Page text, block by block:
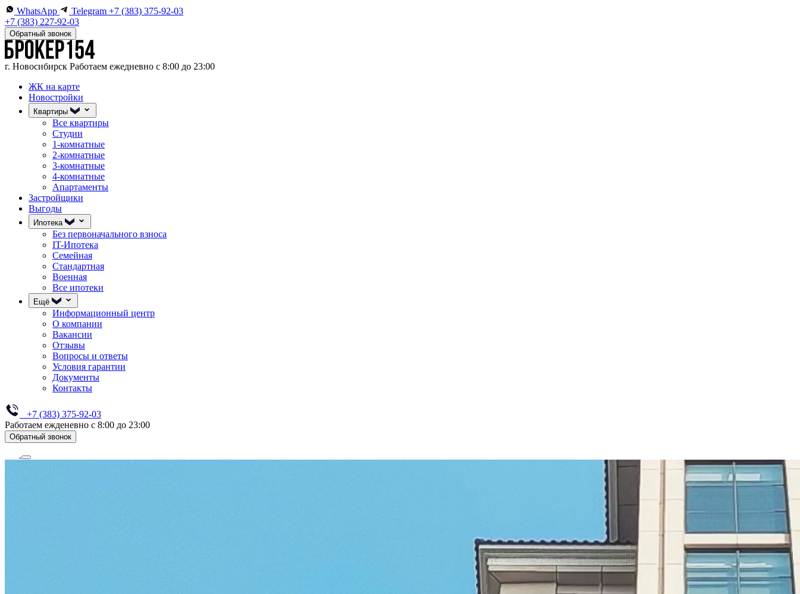
WhatsApp Telegram +7 (383) 375-92-03
+7 (383) 227-92-03
Обратный звонок
г. Новосибирск Работаем ежедневно с 8:00 до 23:00
ЖК на карте
Новостройки
Квартиры
Все квартиры
Студии
1-комнатные
2-комнатные
3-комнатные
4-комнатные
Апартаменты
Застройщики
Выгоды
Ипотека
Без первоначального взноса
IT-Ипотека
Семейная
Стандартная
Военная
Все ипотеки
Ещё
Информационный центр
О компании
Вакансии
Отзывы
Вопросы и ответы
Условия гарантии
Документы
Контакты
+7 (383) 375-92-03
Работаем ежденевно с 8:00 до 23:00
Обратный звонок